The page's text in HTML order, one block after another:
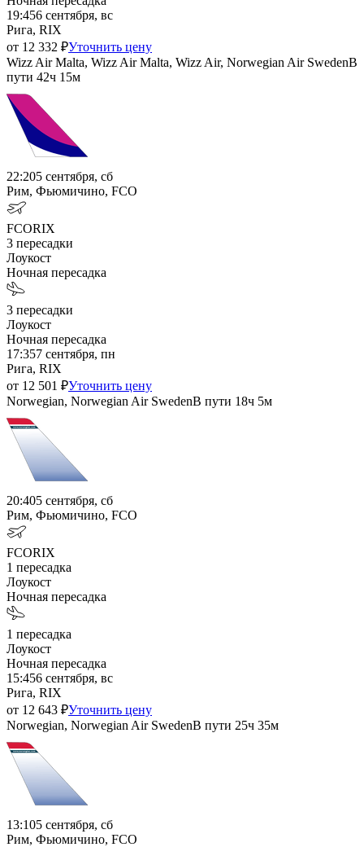
19:456 сентября, вс
Рига, RIX
от 12 332 ₽Уточнить цену
Wizz Air Malta, Wizz Air Malta, Wizz Air, Norwegian Air SwedenВ
пути 42ч 15м
22:205 сентября, сб
Рим, Фьюмичино, FCO
FCORIX
3 пересадки
Лоукост
Ночная пересадка
3 пересадки
Лоукост
Ночная пересадка
17:357 сентября, пн
Рига, RIX
от 12 501 ₽Уточнить цену
Norwegian, Norwegian Air SwedenВ пути 18ч 5м
20:405 сентября, сб
Рим, Фьюмичино, FCO
FCORIX
1 пересадка
Лоукост
Ночная пересадка
1 пересадка
Лоукост
Ночная пересадка
15:456 сентября, вс
Рига, RIX
от 12 643 ₽Уточнить цену
Norwegian, Norwegian Air SwedenВ пути 25ч 35м
13:105 сентября, сб
Рим, Фьюмичино, FCO